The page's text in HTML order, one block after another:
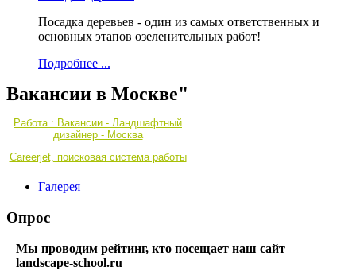
Посадка деревьев - один из самых ответственных и
основных этапов озеленительных работ!
Подробнее ...
Вакансии в Москве"
Работа : Вакансии - Ландшафтный
дизайнер - Москва
Careerjet, поисковая система работы
Галерея
Опрос
Мы проводим рейтинг, кто посещает наш сайт
landscape-school.ru